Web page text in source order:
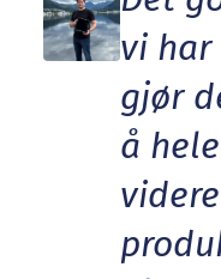
vi har
gjør
å